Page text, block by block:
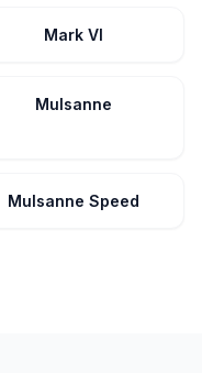
Mark VI
Mulsanne
Mulsanne Speed